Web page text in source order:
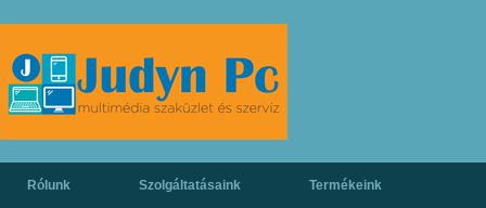
Rólunk Szolgáltatásaink Termékeink